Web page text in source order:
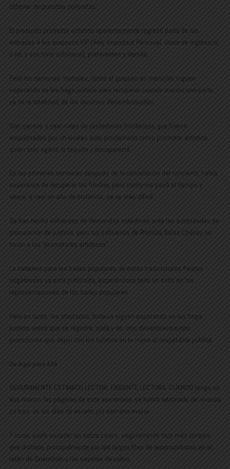
obtener respuestas concretas.
El presunto promotor artístico aparentemente regresó parte de las
entradas a los quejosos VIP (Very Important Personal, clase de inglesazo,
o no, y con tono oxforiano), preferentes y demás.
Pero los comunes mortales, como el quejoso en mención, siguen
esperando se les haga justicia para recuperar cuando menos una parte,
ya no la totalidad, de los recursos desembolsados.
Son cientos o casi miles de ciudadanos fronterizos que fueron
esquilmados por un vivales auto proclamado como promotor artístico,
quien solo agarró la taquilla y desapareció.
En las primeras semanas después de la cancelación del concierto, había
esperanza de recuperar los fondos, pero conforme pasó el tiempo y
ahora, a casi un año de distancia, se ve más difícil.
Se han hecho esfuerzos de demandas colectivas ante las autoridades de
procuración de justicia, pero los sabuesos de Rómulo Salas Chávez no
tocan a los “promotores artísticos”.
La cartelera para los bailes populares de estas tradicionales fiestas
nogalenses ya está publicada, esperándose todo un éxito en las
representaciones de los bailes populares.
Pero en tanto, los afectados, todavía siguen esperando se les haga
justicia antes que se registre, ojalá y no, otro desencuentro con
promotores que dejan con los boletos en la mano al respetable público.
De Aquí para Allá
SEGURAMENTE ESTIMADO LECTOR, EXIGENTE LECTORA, CUANDO tenga en
sus manos las páginas de este semanario, ya habrá retornado de reversa
pa’tras, de los días de asueto por semana mayor.
Y como suele suceder en estos casos, seguramente hizo más corajes
que disfrute, principalmente por las largas filas de automovilistas en el
retén de Querobabi y las casetas de cobro.